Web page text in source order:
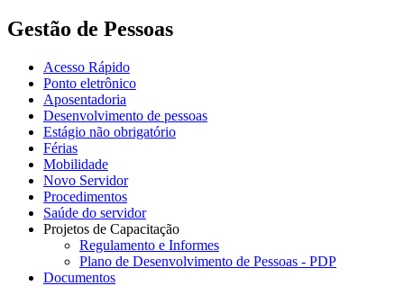
Gestão de Pessoas
Acesso Rápido
Ponto eletrônico
Aposentadoria
Desenvolvimento de pessoas
Estágio não obrigatório
Férias
Mobilidade
Novo Servidor
Procedimentos
Saúde do servidor
Projetos de Capacitação
Regulamento e Informes
Plano de Desenvolvimento de Pessoas - PDP
Documentos